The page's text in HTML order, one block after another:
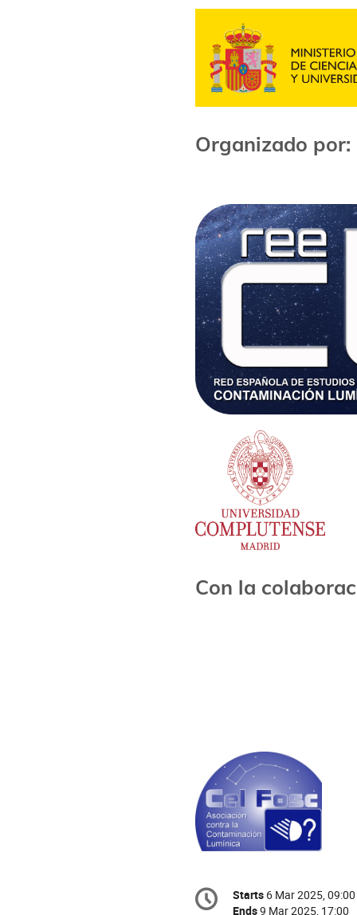
Organizado por:
Con la
Conference
information
Date/Time
Starts 6 Mar 2025, 09:00
Ends9 Mar 2025, 17:00